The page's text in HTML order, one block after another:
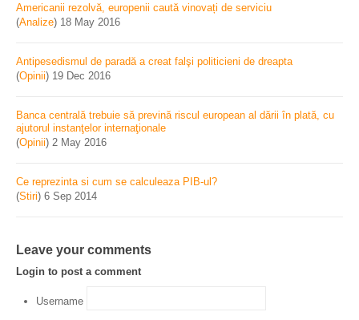
Americanii rezolvă, europenii caută vinovați de serviciu
(Analize) 18 May 2016
Antipesedismul de paradă a creat falşi politicieni de dreapta
(Opinii) 19 Dec 2016
Banca centrală trebuie să prevină riscul european al dării în plată, cu
ajutorul instanţelor internaţionale
(Opinii) 2 May 2016
Ce reprezinta si cum se calculeaza PIB-ul?
(Stiri) 6 Sep 2014
Leave your comments
Login to post a comment
Username